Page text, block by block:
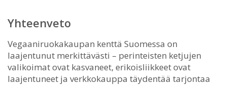
Yhteenveto
Vegaaniruokakaupan kenttä Suomessa on
laajentunut merkittävästi – perinteisten ketjujen
valikoimat ovat kasvaneet, erikoisliikkeet ovat
laajentuneet ja verkkokauppa täydentää tarjontaa